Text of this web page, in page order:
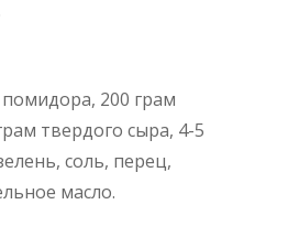
200 грам
твердого сыра, 4-5
соль, перец,
масло.